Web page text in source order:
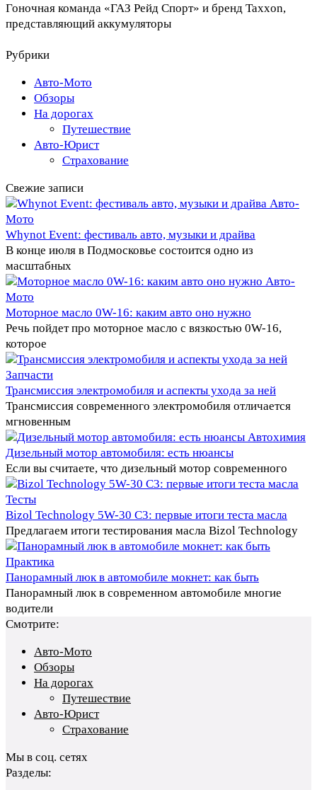
Гоночная команда «ГАЗ Рейд Спорт» и бренд Taxxon,
представляющий аккумуляторы
Рубрики
Авто-Мото
Обзоры
На дорогах
Путешествие
Авто-Юрист
Страхование
Свежие записи
Авто-
Мото
Whynot Event: фестиваль авто, музыки и драйва
В конце июля в Подмосковье состоится одно из
масштабных
Авто-
Мото
Моторное масло 0W-16: каким авто оно нужно
Речь пойдет про моторное масло с вязкостью 0W-16,
которое
Запчасти
Трансмиссия электромобиля и аспекты ухода за ней
Трансмиссия современного электромобиля отличается
мгновенным
Автохимия
Дизельный мотор автомобиля: есть нюансы
Если вы считаете, что дизельный мотор современного
Тесты
Bizol Technology 5W-30 C3: первые итоги теста масла
Предлагаем итоги тестирования масла Bizol Technology
Практика
Панорамный люк в автомобиле мокнет: как быть
Панорамный люк в современном автомобиле многие
водители
Смотрите:
Авто-Мото
Обзоры
На дорогах
Путешествие
Авто-Юрист
Страхование
Мы в соц. сетях
Разделы: